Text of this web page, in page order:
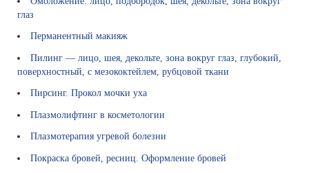
и
глаз
Перманентный макияж
Пилинг — лицо, шея, декольте, зона вокруг глаз, глубокий,
поверхностный, с мезококтейлем, рубцовой ткани
Пирсинг. Прокол мочки уха
Плазмолифтинг в косметологии
Плазмотерапия угревой болезни
Покраска бровей, ресниц. Оформление бровей